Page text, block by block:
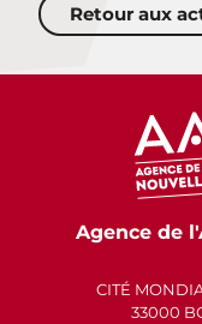
Retour aux
Agence de
CITÉ
33000